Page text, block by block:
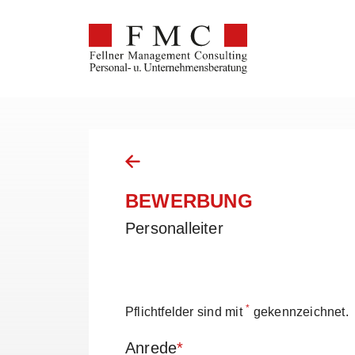
BEWERBUNG
Personalleiter
Pflichtfelder sind mit * gekennzeichnet.
Anrede*